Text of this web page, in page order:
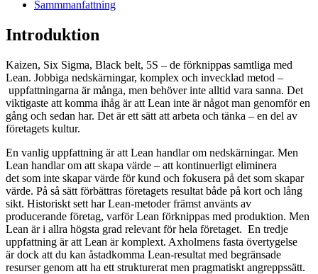
Sammmanfattning
Introduktion
Kaizen, Six Sigma, Black belt, 5S – de förknippas samtliga med
Lean. Jobbiga nedskärningar, komplex och invecklad metod –
uppfattningarna är många, men behöver inte alltid vara sanna. Det
viktigaste att komma ihåg är att Lean inte är något man genomför en
gång och sedan har. Det är ett sätt att arbeta och tänka – en del av
företagets kultur.
En vanlig uppfattning är att Lean handlar om nedskärningar. Men
Lean handlar om att skapa värde – att kontinuerligt eliminera
det som inte skapar värde för kund och fokusera på det som skapar
värde. På så sätt förbättras företagets resultat både på kort och lång
sikt. Historiskt sett har Lean-metoder främst använts av
producerande företag, varför Lean förknippas med produktion. Men
Lean är i allra högsta grad relevant för hela företaget. En tredje
uppfattning är att Lean är komplext. Axholmens fasta övertygelse
är dock att du kan åstadkomma Lean-resultat med begränsade
resurser genom att ha ett strukturerat men pragmatiskt angreppssätt.